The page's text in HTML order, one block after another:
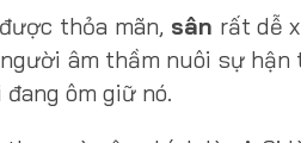
thỏa mãn, sân rất dễ
âm thầm nuôi sự
ôm giữ nó.